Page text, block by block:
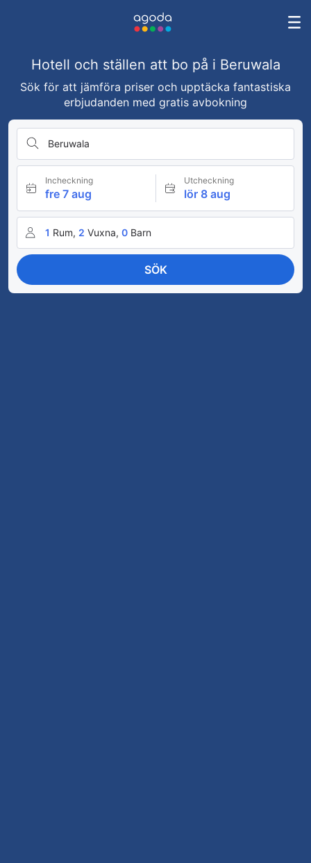
Hotell och ställen att bo på i Beruwala
Sök för att jämföra priser och upptäcka fantastiska
erbjudanden med gratis avbokning
Beruwala
Incheckning
fre 7 aug
Utcheckning
lör 8 aug
1 Rum, 2 Vuxna, 0 Barn
SÖK